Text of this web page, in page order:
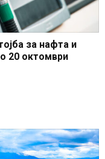
за нафта и
20 октомври